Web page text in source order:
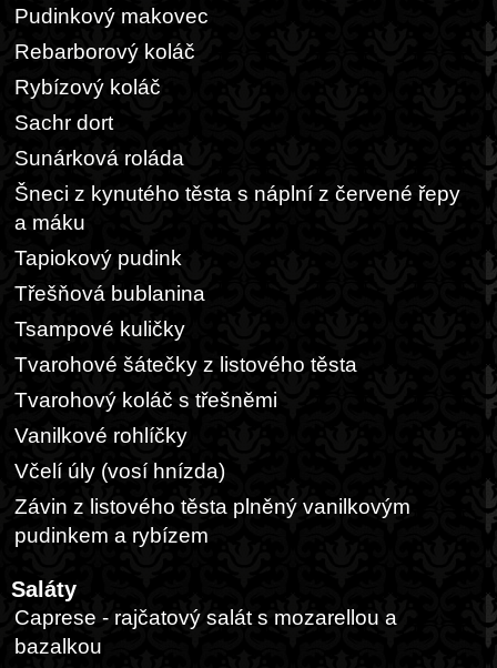
Pudinkový makovec
Rebarborový koláč
Rybízový koláč
Sachr dort
Sunárková roláda
Šneci z kynutého těsta s náplní z červené řepy
a máku
Tapiokový pudink
Třešňová bublanina
Tsampové kuličky
Tvarohové šátečky z listového těsta
Tvarohový koláč s třešněmi
Vanilkové rohlíčky
Včelí úly (vosí hnízda)
Závin z listového těsta plněný vanilkovým
pudinkem a rybízem
Saláty
Caprese - rajčatový salát s mozarellou a
bazalkou